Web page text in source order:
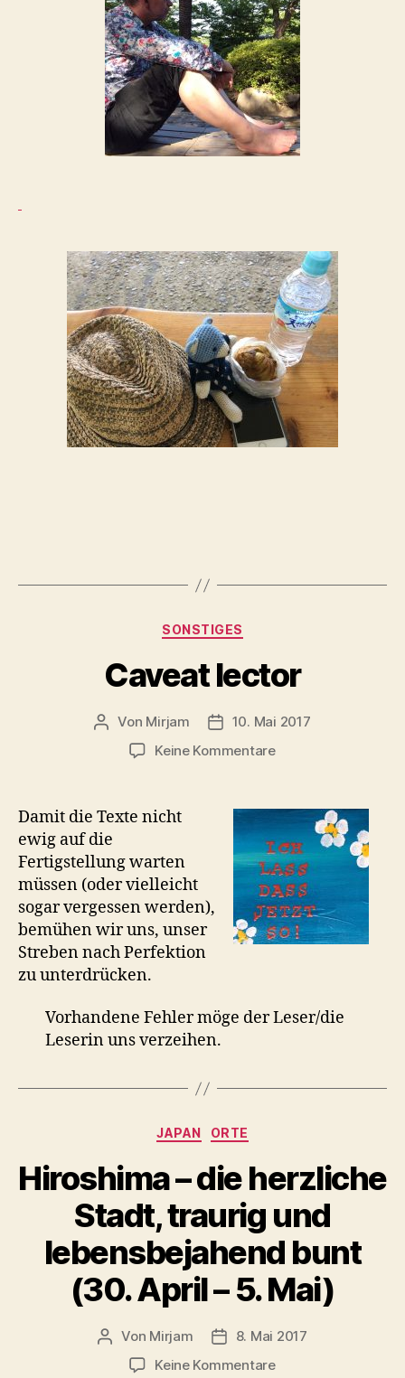
Kategorien
SONSTIGES
Caveat lector
Beitragsautor
Von Mirjam Beitragsdatum
10. Mai 2017
Keine Kommentarezu
Damit die Texte nicht
ewig auf die
Fertigstellung warten
müssen (oder vielleicht
sogar vergessen werden),
bemühen wir uns, unser
Streben nach Perfektion
zu unterdrücken.
Vorhandene Fehler möge der Leser/die
Leserin uns verzeihen.
Kategorien
JAPAN ORTE
Hiroshima – die herzliche
Stadt, traurig und
lebensbejahend bunt
(30. April – 5. Mai)
Beitragsautor
Von Mirjam Beitragsdatum
8. Mai 2017
Keine Kommentarezu